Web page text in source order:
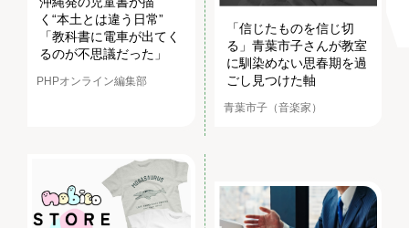
く“本土とは違う日常”
「教科書に電車が出てく
るのが不思議だった」
PHPオンライン編集部
「信じたものを信じ切
る」青葉市子さんが教室
に馴染めない思春期を過
ごし見つけた軸
青葉市子（音楽家）